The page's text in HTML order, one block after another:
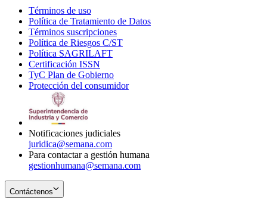
Términos de uso
in
new
window
Política de Tratamiento de Datos
Términos suscripciones
in
Política de Riesgos C/ST
Política SAGRILAFT
new
window
Certificación ISSN
in
new
TyC Plan de Gobierno
in
Protección del consumidorOpens
Notificaciones judiciales
juridica@semana.com
Para contactar a gestión humana
gestionhumana@semana.com
Contáctenos